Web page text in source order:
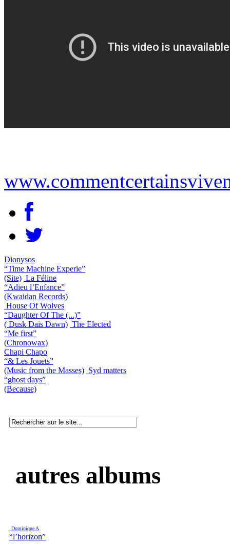
Dionysos
“Time Machine Experie”
(Site) La Féline
“Adieu l’Enfance”
(Kwaidan Records)
House Of Wolves
“Daughter Of The (...)”
( Dusk Dais Dawn) The Elected
“Me first”
(Chronowax)
Chapi Chapo
“& Les Jouets”
(Music from the Masses) Syd matters
“ghost days”
(Because)
autres albums
Dominique A
“l’horizon”